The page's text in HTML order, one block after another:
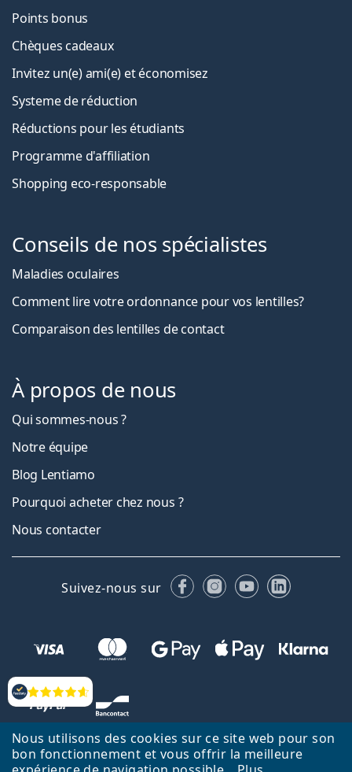
Nous utilisons des cookies sur ce site web pour son
bon fonctionnement et vous offrir la meilleure
Évaluation
Points bonus
Chèques cadeaux
Invitez un(e) ami(e) et économisez
Systeme de réduction
Réductions pour les étudiants
Programme d'affiliation
Shopping eco-responsable
Conseils de nos spécialistes
Maladies oculaires
Comment lire votre ordonnance pour vos lentilles?
Comparaison des lentilles de contact
À propos de nous
Qui sommes-nous ?
Notre équipe
Blog Lentiamo
Pourquoi acheter chez nous ?
Nous contacter
Suivez-nous sur FacebookInstagram
YouTubeLinkedIn